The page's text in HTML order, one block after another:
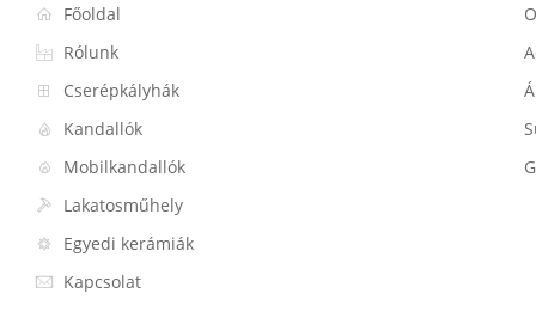
Főoldal
Rólunk
Cserépkályhák
Kandallók
Mobilkandallók
Lakatosműhely
Egyedi kerámiák
Kapcsolat